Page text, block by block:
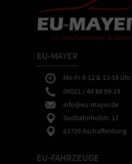
EU-MAYER
Mo-Fr 8-12 & 13-18 Uhr
06021 / 44 88 99-19
info@eu-mayer.de
Südbahnhofstr. 17
63739 Aschaffenburg
EU-FAHRZEUGE